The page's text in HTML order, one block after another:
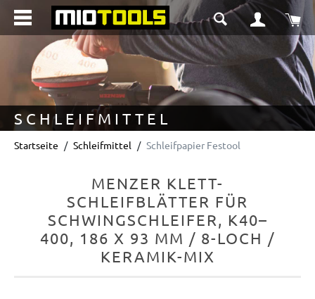
springen
SCHLEIFMITTEL
Startseite Schleifmittel Schleifpapier Festool
MENZER KLETT-
SCHLEIFBLÄTTER FÜR
SCHWINGSCHLEIFER, K40–
400, 186 X 93 MM / 8-LOCH /
KERAMIK-MIX